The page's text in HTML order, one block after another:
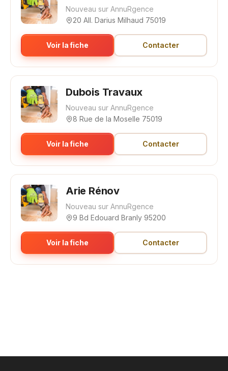
Nouveau sur AnnuRgence
20 All. Darius Milhaud 75019
Voir la fiche Contacter
Dubois Travaux
Nouveau sur AnnuRgence
8 Rue de la Moselle 75019
Voir la fiche Contacter
Arie Rénov
Nouveau sur AnnuRgence
9 Bd Edouard Branly 95200
Voir la fiche Contacter